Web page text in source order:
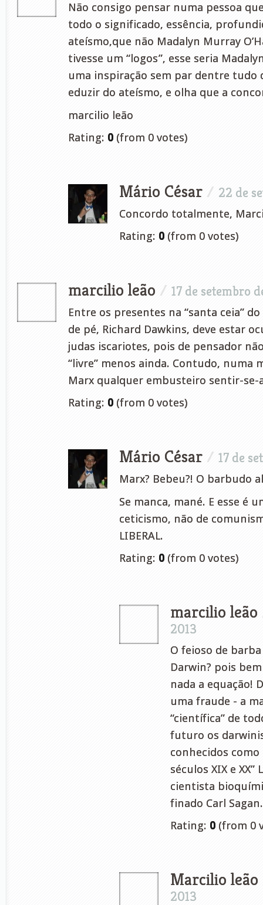
Não consigo pensar numa pessoa
todo o significado, essência,
ateísmo,que não Madalyn Murray
tivesse um “logos”, esse seria
uma inspiração sem par dentre tudo
eduzir do ateísmo, e olha que a
marcilio leão
Rating: 0 (from 0 votes)
Mário César / 22 de
Concordo totalmente,
Rating: 0 (from 0 votes)
marcilio leão / 17 de setembro
Entre os presentes na “santa ceia”
de pé, Richard Dawkins, deve estar
judas iscariotes, pois de pensador
“livre” menos ainda. Contudo, numa
Marx qualquer embusteiro sentir-se-
Rating: 0 (from 0 votes)
Mário César / 17 de
Marx? Bebeu?! O barbudo
Se manca, mané. E esse é
ceticismo, não de
LIBERAL.
Rating: 0 (from 0 votes)
marcilio leão
2013
O feioso de barba
Darwin? pois
nada a equação!
uma fraude - a
“científica” de
futuro os
conhecidos
séculos XIX e
cientista
finado Carl
Rating: 0 (from 0
Marcilio leão
2013